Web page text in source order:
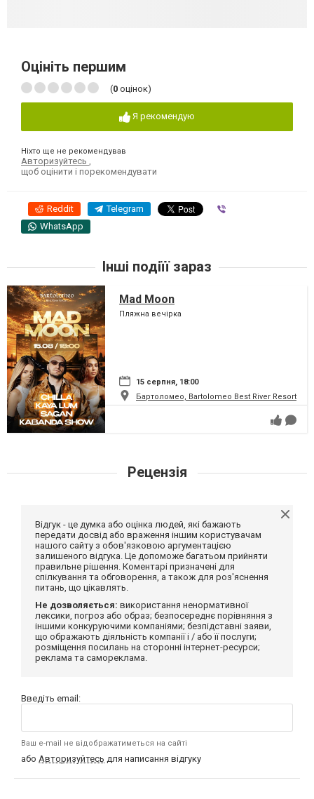
Оцініть першим
(0 оцінок)
Я рекомендую
Ніхто ще не рекомендував
Авторизуйтесь
щоб оцінити і порекомендувати
Reddit Telegram
WhatsApp
Інші подіїї зараз
Mad Moon
Пляжна вечірка
15 серпня, 18:00
Бартоломео, Bartolomeo Best River Resort
Рецензія
Відгук - це думка або оцінка людей, які бажають
передати досвід або враження іншим користувачам
нашого сайту з обов'язковою аргументацією
залишеного відгука. Це допоможе багатьом прийняти
правильне рішення. Коментарі призначені для
спілкування та обговорення, а також для роз'яснення
питань, що цікавлять.
Не дозволяється: використання ненормативної
лексики, погроз або образ; безпосереднє порівняння з
іншими конкуруючими компаніями; безпідставні заяви,
що ображають діяльність компанії і / або її послуги;
розміщення посилань на сторонні інтернет-ресурси;
реклама та самореклама.
Введіть email:
Ваш e-mail не відображатиметься на сайті
або Авторизуйтесь для написання відгуку